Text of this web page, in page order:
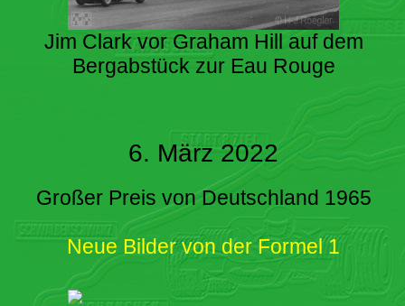
Jim Clark vor Graham Hill auf dem
Bergabstück zur Eau Rouge
6. März 2022
Großer Preis von Deutschland 1965
Neue Bilder von der Formel 1